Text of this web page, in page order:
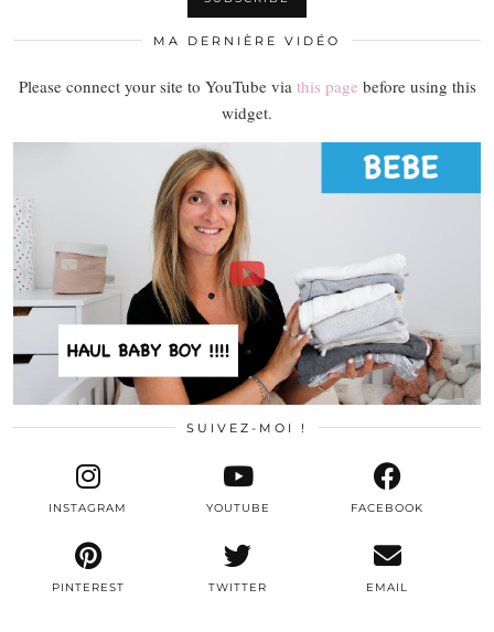
MA DERNIÈRE VIDÉO
Please connect your site to YouTube via this page before using this
widget.
SUIVEZ-MOI !
TWITTER
INSTAGRAM FACEBOOK
PINTEREST
YOUTUBE
EMAIL